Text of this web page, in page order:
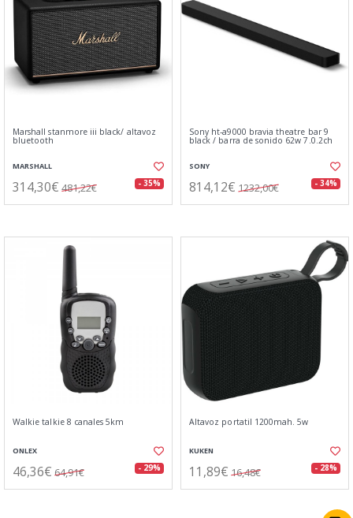
Marshall stanmore iii black/ altavoz
bluetooth
MARSHALL
314,30€ 481,22€ - 35%
Sony ht-a9000 bravia theatre bar 9
black / barra de sonido 62w 7.0.2ch
SONY
814,12€ 1232,00€ - 34%
Walkie talkie 8 canales 5km
ONLEX
46,36€ 64,91€ - 29%
Altavoz portatil 1200mah. 5w
KUKEN
11,89€ 16,48€ - 28%